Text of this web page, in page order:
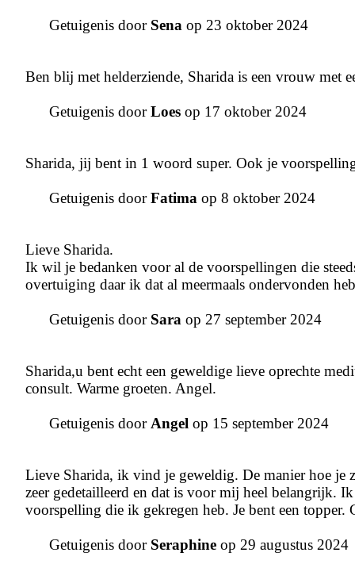
Getuigenis door Sena op 23 oktober 2024
Ben blij met helderziende, Sharida is een vrouw met
Getuigenis doorLoes op 17 oktober 2024
Sharida, jij bent in 1 woord super. Ook je
Getuigenis doorFatima op 8 oktober 2024
Lieve Sharida.
Ik wil je bedanken voor al de voorspellingen die
overtuiging daar ik dat al meermaals ondervonden
Getuigenis door Sara op 27 september 2024
Sharida,u bent echt een geweldige lieve oprechte
consult. Warme groeten. Angel.
Getuigenis doorAngel op 15 september 2024
Lieve Sharida, ik vind je geweldig. De manier hoe je
zeer gedetailleerd en dat is voor mij heel belangrijk.
voorspelling die ik gekregen heb. Je bent een topper.
Getuigenis door Seraphine op 29 augustus 2024